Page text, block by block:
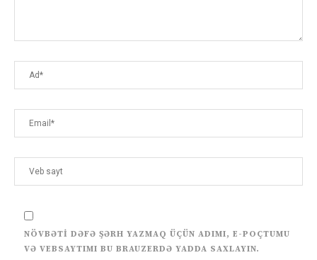
NÖVBƏTI DƏFƏ ŞƏRH YAZMAQ ÜÇÜN ADIMI, E-POÇTUMU
VƏ VEBSAYTIMI BU BRAUZERDƏ YADDA SAXLAYIN.